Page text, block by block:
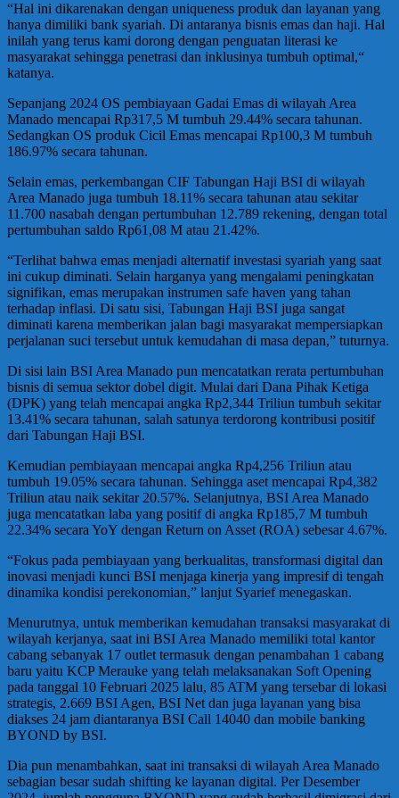
“Hal ini dikarenakan dengan uniqueness produk dan layanan yang
hanya dimiliki bank syariah. Di antaranya bisnis emas dan haji. Hal
inilah yang terus kami dorong dengan penguatan literasi ke
masyarakat sehingga penetrasi dan inklusinya tumbuh optimal,“
katanya.
Sepanjang 2024 OS pembiayaan Gadai Emas di wilayah Area
Manado mencapai Rp317,5 M tumbuh 29.44% secara tahunan.
Sedangkan OS produk Cicil Emas mencapai Rp100,3 M tumbuh
186.97% secara tahunan.
Selain emas, perkembangan CIF Tabungan Haji BSI di wilayah
Area Manado juga tumbuh 18.11% secara tahunan atau sekitar
11.700 nasabah dengan pertumbuhan 12.789 rekening, dengan total
pertumbuhan saldo Rp61,08 M atau 21.42%.
“Terlihat bahwa emas menjadi alternatif investasi syariah yang saat
ini cukup diminati. Selain harganya yang mengalami peningkatan
signifikan, emas merupakan instrumen safe haven yang tahan
terhadap inflasi. Di satu sisi, Tabungan Haji BSI juga sangat
diminati karena memberikan jalan bagi masyarakat mempersiapkan
perjalanan suci tersebut untuk kemudahan di masa depan,” tuturnya.
Di sisi lain BSI Area Manado pun mencatatkan rerata pertumbuhan
bisnis di semua sektor dobel digit. Mulai dari Dana Pihak Ketiga
(DPK) yang telah mencapai angka Rp2,344 Triliun tumbuh sekitar
13.41% secara tahunan, salah satunya terdorong kontribusi positif
dari Tabungan Haji BSI.
Kemudian pembiayaan mencapai angka Rp4,256 Triliun atau
tumbuh 19.05% secara tahunan. Sehingga aset mencapai Rp4,382
Triliun atau naik sekitar 20.57%. Selanjutnya, BSI Area Manado
juga mencatatkan laba yang positif di angka Rp185,7 M tumbuh
22.34% secara YoY dengan Return on Asset (ROA) sebesar 4.67%.
“Fokus pada pembiayaan yang berkualitas, transformasi digital dan
inovasi menjadi kunci BSI menjaga kinerja yang impresif di tengah
dinamika kondisi perekonomian,” lanjut Syarief menegaskan.
Menurutnya, untuk memberikan kemudahan transaksi masyarakat di
wilayah kerjanya, saat ini BSI Area Manado memiliki total kantor
cabang sebanyak 17 outlet termasuk dengan penambahan 1 cabang
baru yaitu KCP Merauke yang telah melaksanakan Soft Opening
pada tanggal 10 Februari 2025 lalu, 85 ATM yang tersebar di lokasi
strategis, 2.669 BSI Agen, BSI Net dan juga layanan yang bisa
diakses 24 jam diantaranya BSI Call 14040 dan mobile banking
BYOND by BSI.
Dia pun menambahkan, saat ini transaksi di wilayah Area Manado
sebagian besar sudah shifting ke layanan digital. Per Desember